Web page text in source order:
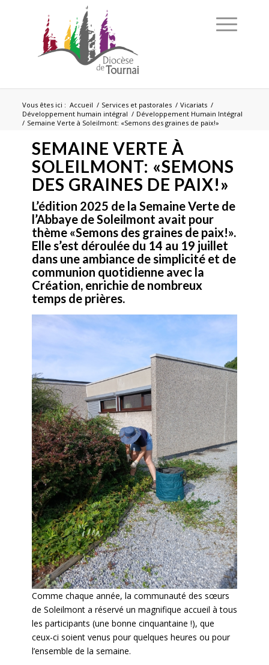
Vous êtes ici : Accueil / Services et pastorales / Vicariats /
Développement humain intégral / Développement Humain Intégral
/ Semaine Verte à Soleilmont: «Semons des graines de paix!»
SEMAINE VERTE À
SOLEILMONT: «SEMONS
DES GRAINES DE PAIX!»
L’édition 2025 de la Semaine Verte de
l’Abbaye de Soleilmont avait pour
thème «Semons des graines de paix!».
Elle s’est déroulée du 14 au 19 juillet
dans une ambiance de simplicité et de
communion quotidienne avec la
Création, enrichie de nombreux
temps de prières.
Comme chaque année, la communauté des sœurs
de Soleilmont a réservé un magnifique accueil à tous
les participants (une bonne cinquantaine !), que
ceux-ci soient venus pour quelques heures ou pour
l’ensemble de la semaine.